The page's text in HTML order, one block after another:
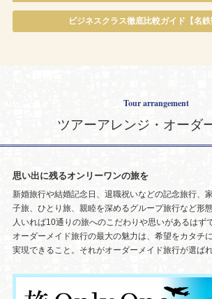
ビジネスクラス徹底比較ガイド【名
Tour arrangement
ツアーアレンジ・オーダ
思い出に残るオンリーワンの旅を
新婚旅行や結婚記念日、退職祝いなどの記念旅行、
子旅、ひとり旅、親睦を深めるグループ旅行など形
人いれば10通りの旅へのこだわりや思いがあるはずで
オーダーメイド旅行の最大の魅力は、希望をカタチ
実現できること。それがオーダーメイド旅行が選ばれ